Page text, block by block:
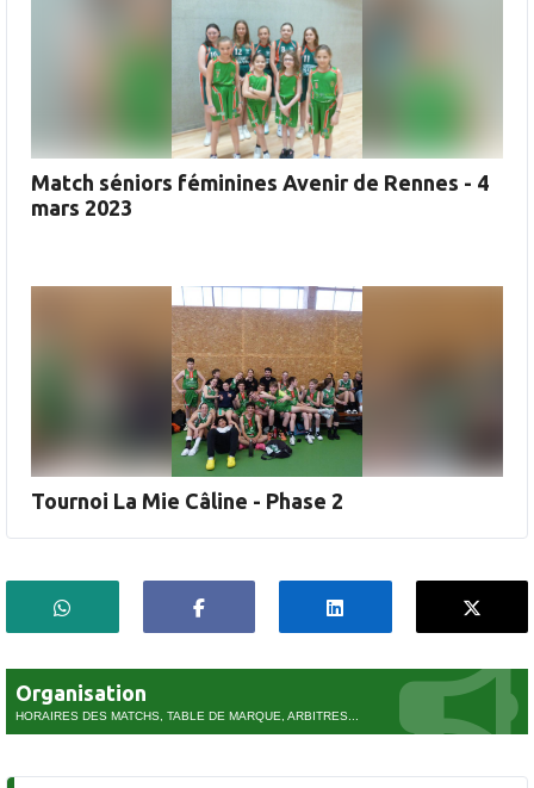
Match séniors féminines Avenir de Rennes - 4
mars 2023
Tournoi La Mie Câline - Phase 2
Organisation
HORAIRES DES MATCHS, TABLE DE MARQUE, ARBITRES...